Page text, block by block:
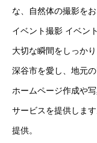
な、自然体の撮影を
イベント撮影 イベン
大切な瞬間をしっか
深谷市を愛し、地元
ホームページ作成や
サービスを提供しま
提供。